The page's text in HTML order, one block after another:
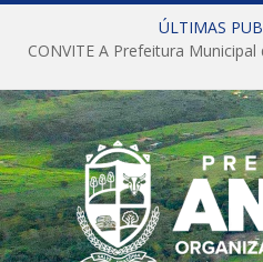
ÚLTIMAS